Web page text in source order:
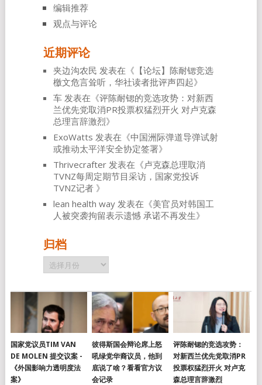
编辑推荐
观点与评论
近期评论
夹边沟农民 发表在《 【论坛】陈耐锶竞选
檄文危言耸听，华社读者批评声四起》
车发表在《评陈耐锶的竞选攻势：对新西
兰优先党取消PR投票权猛烈开火 对卢克森
总理言辞激烈》
ExoWatts 发表在《中国洲际弹道导弹试射
或推动太平洋安全协定签署》
Thrivecrafter发表在《卢克森总理取消
TVNZ每周定期节目采访，国家党投诉
TVNZ记者 》
lean health way发表在《美官员对韩国工
人被突袭拘留表示遗憾 承诺不再发生》
归档
归
档
国家党议员TIM VAN
DE MOLEN 提交议案 -
《外国影响力透明度法
案》
彼得斯国会辩论席上怒
吼绿党华裔议员，他到
底说了啥？看看官方议
会记录
评陈耐锶的竞选攻势：
对新西兰优先党取消PR
投票权猛烈开火 对卢克
森总理言辞激烈